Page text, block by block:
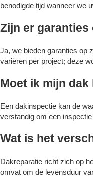
benodigde tijd wanneer we
Zijn er garanties
Ja, we bieden garanties op
variëren per project; deze
Moet ik mijn
Een dakinspectie kan de
verstandig om een
Wat is het
Dakreparatie richt zich op
omvat om de levensduur